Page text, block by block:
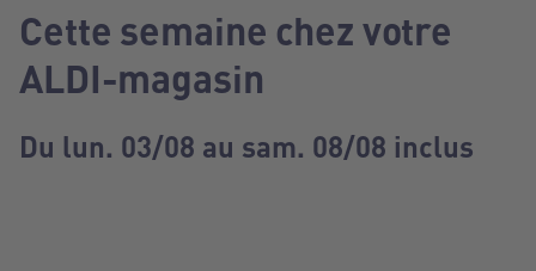
Cette semaine chez votre
ALDI-magasin
Du lun. 03/08 au sam. 08/08 inclus